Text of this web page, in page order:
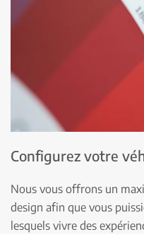
Configurez votre
Nous vous offrons un
design afin que vous
lesquels vivre des